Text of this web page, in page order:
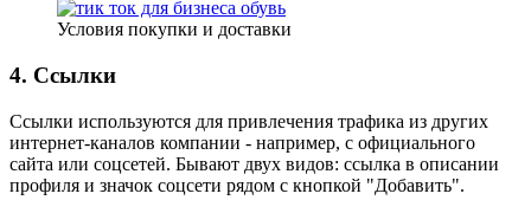
Условия покупки и доставки
4. Ссылки
Ссылки используются для привлечения трафика из других
интернет-каналов компании - например, с официального
сайта или соцсетей. Бывают двух видов: ссылка в описании
профиля и значок соцсети рядом с кнопкой "Добавить".